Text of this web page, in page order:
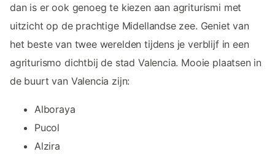
dan is er ook genoeg te kiezen aan agriturismi met
uitzicht op de prachtige Midellandse zee. Geniet van
het beste van twee werelden tijdens je verblijf in een
agriturismo dichtbij de stad Valencia. Mooie plaatsen in
de buurt van Valencia zijn:
Alboraya
Pucol
Alzira